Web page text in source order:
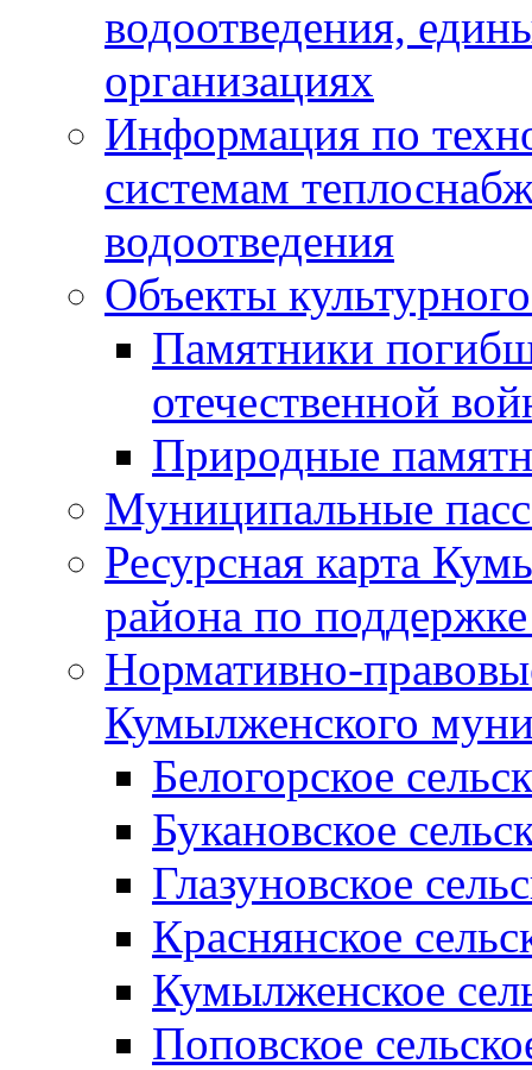
водоотведения,
организациях
Информация по
системам
водоотведения
Объекты
Памятники
отечественной
Природные
Муниципальные
Ресурсная карта
района по
Нормативно-
Кумылженского
Белогорское
Букановское
Глазуновское
Краснянское
Кумылженское
Поповское